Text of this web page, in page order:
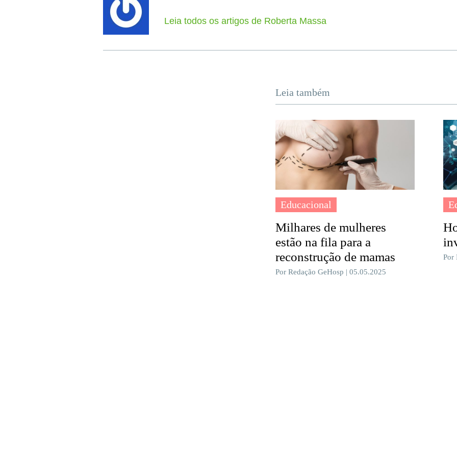
Leia todos os artigos de Roberta Massa
Leia também
Educacional
Milhares de mulheres
estão na fila para a
reconstrução de mamas
Por Redação GeHosp | 05.05.2025
Por